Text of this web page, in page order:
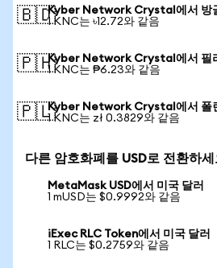
🇧🇩Kyber Network Crystal에서 방
1 KNC는 ৳12.72와 같음
🇵🇭Kyber Network Crystal에서 필
1 KNC는 ₱6.23와 같음
🇵🇱Kyber Network Crystal에서 폴
1 KNC는 zł 0.3829와 같음
다른 암호화폐를 USD로 전환하세
MetaMask USD에서 미국 달러
1 mUSD는 $0.9992와 같음
iExec RLC Token에서 미국 달러
1 RLC는 $0.2759와 같음